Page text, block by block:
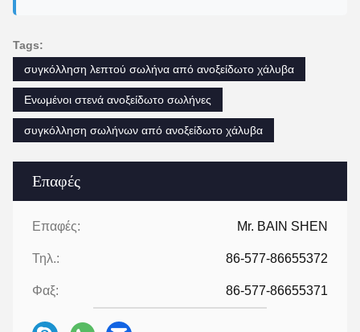
Επαφές
Επαφές: Mr. BAIN SHEN
Τηλ.: 86-577-86655372
Φαξ: 86-577-86655371
Tags:
συγκόλληση λεπτού σωλήνα από ανοξείδωτο χάλυβα
Ενωμένοι στενά ανοξείδωτο σωλήνες
συγκόλληση σωλήνων από ανοξείδωτο χάλυβα